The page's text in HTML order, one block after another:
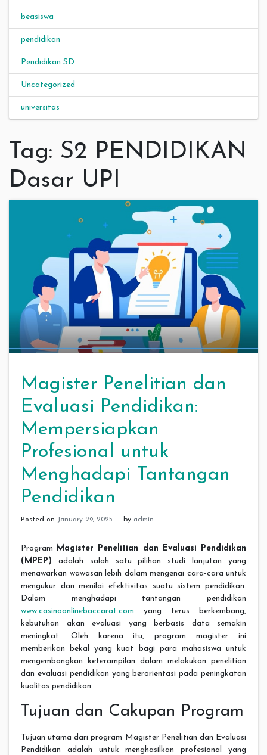
beasiswa
pendidikan
Pendidikan SD
Uncategorized
universitas
Tag: S2 PENDIDIKAN
Dasar UPI
Magister Penelitian dan
Evaluasi Pendidikan:
Mempersiapkan
Profesional untuk
Menghadapi Tantangan
Pendidikan
Posted on January 29, 2025 by admin
Program
Magister Penelitian dan Evaluasi Pendidikan
(MPEP) adalah salah satu pilihan studi lanjutan yang
menawarkan wawasan lebih dalam mengenai cara-cara untuk
mengukur dan menilai efektivitas suatu sistem pendidikan.
Dalam menghadapi tantangan pendidikan
www.casinoonlinebaccarat.com yang terus berkembang,
kebutuhan akan evaluasi yang berbasis data semakin
meningkat. Oleh karena itu, program magister ini
memberikan bekal yang kuat bagi para mahasiswa untuk
mengembangkan keterampilan dalam melakukan penelitian
dan evaluasi pendidikan yang berorientasi pada peningkatan
kualitas pendidikan.
Tujuan dan Cakupan Program
Tujuan utama dari program Magister Penelitian dan Evaluasi
Pendidikan adalah untuk menghasilkan profesional yang